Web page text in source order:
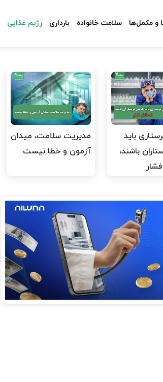
و مکمل‌ها سلامت خانواده بارداری رژیم غذایی
باید
باشند،
مدیریت سلامت، میدان
آزمون و خطا نیست